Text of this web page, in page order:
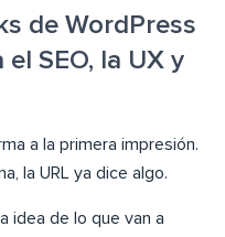
de WordPress
SEO, la UX y
a la primera impresión.
la URL ya dice algo.
idea de lo que van a